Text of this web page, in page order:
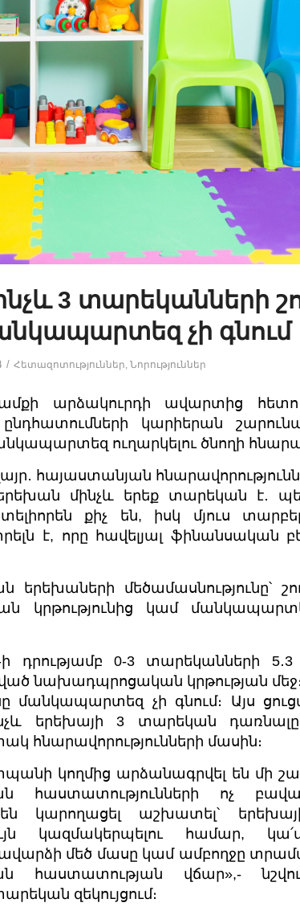
3 տարեկանների
չի գնում
/ Հետազոտություններ Նորություններ
արձակուրդի ավարտից
կարիերան
ուղարկելու ծնողի
հայաստանյան
մինչև երեք տարեկան է․
քիչ են, իսկ մյուս
է, որը հավելյալ ֆինանսական
մեծամասնությունը՝
կրթությունից կամ
դրությամբ 0-3 տարեկանների
նախադպրոցական կրթության մեջ։
մանկապարտեզ չի գնում։ Այս
երեխայի 3 տարեկան
հնարավորությունների մասին։
կողմից արձանագրվել են մի
հաստատությունների ոչ
կարողացել աշխատել՝
կազմակերպելու համար,
մեծ մասը կամ ամբողջը
հաստատության վճար»,-
զեկույցում։